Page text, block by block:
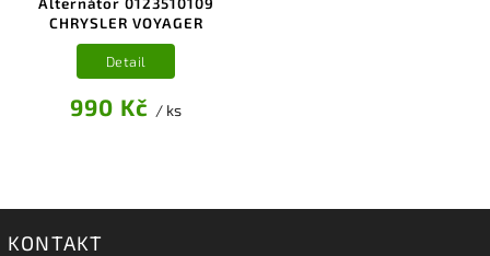
Alternátor 0123510109
CHRYSLER VOYAGER
990 Kč / ks
Detail
KONTAKT